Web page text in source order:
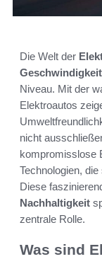
Die Welt der
Geschwindigkeit
Niveau. Mit der
Elektroautos
nicht
kompromisslose
Technologien,
Diese
Nachhaltigkeit
zentrale Rolle.
Was sind